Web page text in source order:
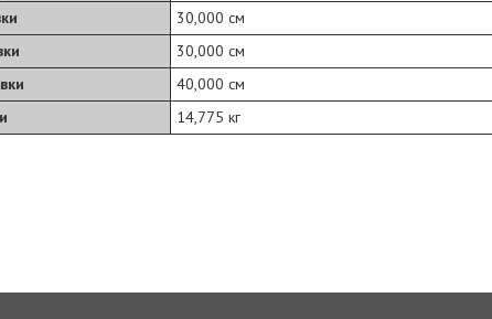
30,000 см
30,000 см
40,000 см
14,775 кг